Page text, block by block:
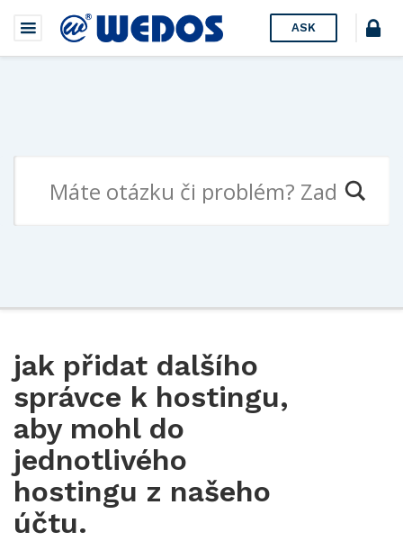
ASK
jak přidat dalšího
správce k hostingu,
aby mohl do
jednotlivého
hostingu z našeho
účtu.